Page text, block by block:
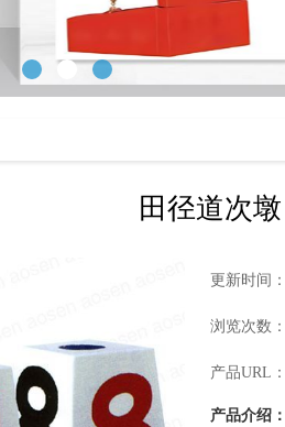
田径道次墩
更新时间
浏览次数
产品URL
产品介绍：